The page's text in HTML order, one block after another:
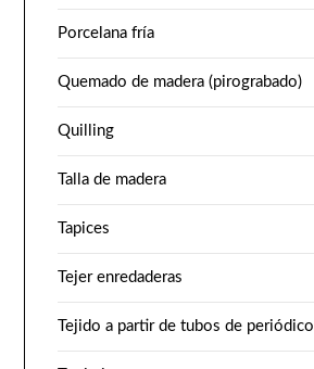
Porcelana fría
Quemado de madera (pirograbado)
Quilling
Talla de madera
Tapices
Tejer enredaderas
Tejido a partir de tubos de periódico